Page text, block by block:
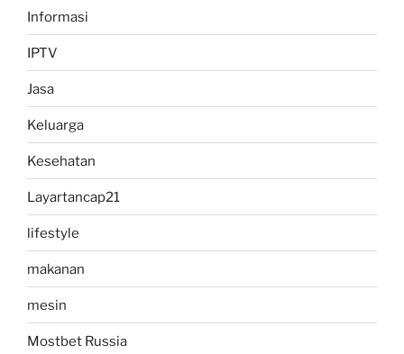
Informasi
IPTV
Jasa
Keluarga
Kesehatan
Layartancap21
lifestyle
makanan
mesin
Mostbet Russia